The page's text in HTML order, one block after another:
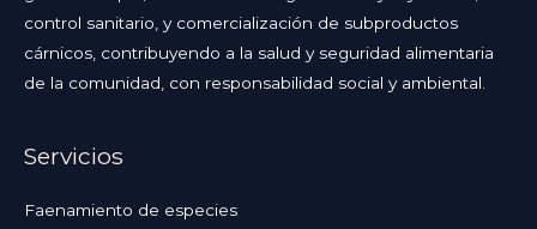
control sanitario, y comercialización de subproductos
cárnicos, contribuyendo a la salud y seguridad alimentaria
de la comunidad, con responsabilidad social y ambiental.
Servicios
Faenamiento de especies